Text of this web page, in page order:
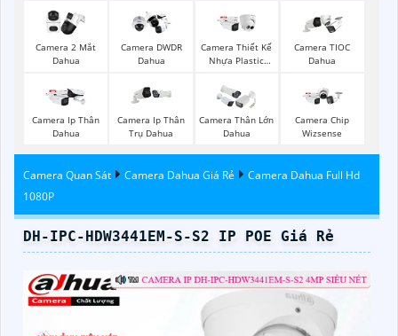
Camera 2 Mắt
Dahua
Camera DWDR
Dahua
Camera Thiết Kế
Nhựa Plastic
Camera TIOC
Dahua
Camera Ip Thân
Dahua
Camera Ip Thân
Trụ Dahua
Camera Thân Lớn
Dahua
Camera Chip
Wizsense
Camera Quan Sát Camera Dahua Giá Rẻ
Camera Dahua Full Hd
1080P
DH-IPC-HDW3441EM-S-S2 IP POE Giá Rẻ